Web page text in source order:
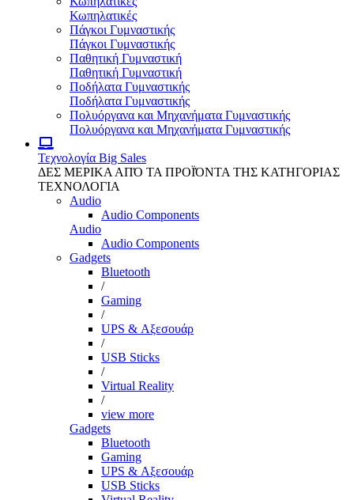
Κωπηλατικές
Πάγκοι Γυμναστικής
Πάγκοι Γυμναστικής
Παθητική Γυμναστική
Παθητική Γυμναστική
Ποδήλατα Γυμναστικής
Ποδήλατα Γυμναστικής
Πολυόργανα και Μηχανήματα Γυμναστικής
Πολυόργανα και Μηχανήματα Γυμναστικής
Τεχνολογία Big Sales
ΔΕΣ ΜΕΡΙΚΑ ΑΠΌ ΤΑ ΠΡΟΪΌΝΤΑ ΤΗΣ ΚΑΤΗΓΟΡΙΑΣ
ΤΕΧΝΟΛΟΓΙΑ
Audio
Audio Components
Audio
Audio Components
Gadgets
Bluetooth
/
Gaming
/
UPS & Αξεσουάρ
/
USB Sticks
/
Virtual Reality
/
view more
Gadgets
Bluetooth
Gaming
UPS & Αξεσουάρ
USB Sticks